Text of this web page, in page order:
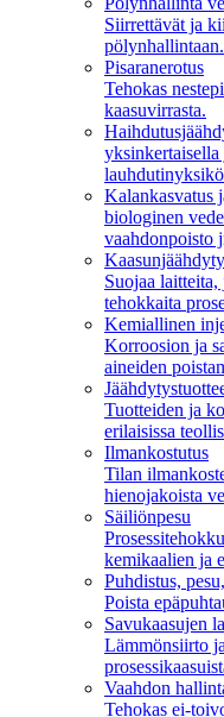
Siirrettävät ja
pölynhallintaan.
Pisaranerotus
Tehokas
kaasuvirrasta.
yksinkertaisella
Kalankasvatus
biologinen
vaahdonpoisto
Suojaa
tehokkaita
Kemiallinen
Korroosion ja
aineiden
Tuotteiden ja
erilaisissa
Ilmankostutus
Tilan
hienojakoista
Säiliönpesu
kemikaalien ja
Puhdistus,
Poista
Savukaasujen
Lämmönsiirto
Vaahdon
Tehokas ei-